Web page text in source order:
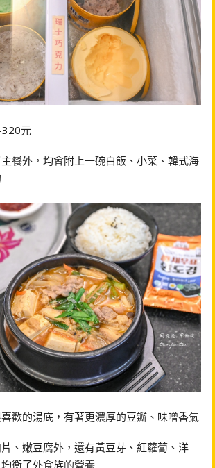
元
餐外，均會附上一碗白飯、小菜、韓式海
歡的湯底，有著更濃厚的豆瓣、味噌香氣
、嫩豆腐外，還有黃豆芽、紅蘿蔔、洋
衡了外食族的營養